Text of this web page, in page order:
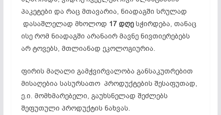
პაკეტები და რაც მთავარია, ნიადაგში სრულად
დასაშლელად მხოლოდ 17 დღე სჭირდება, თანაც
ისე რომ ნიადაგში არანაირ მავნე ნივთიერებებს
არ ტოვებს, მთლიანად ეკოლოგიურია.
ფირის მაღალი გამჭვირვალობა განსაკუთრებით
მისაღებია სასურსათო პროდუქტების შესაფუთად,
ე.ი. მომხმარებელი, გაუხსნელად შეძლებს
შეფუთული პროდუქტის ნახვას.